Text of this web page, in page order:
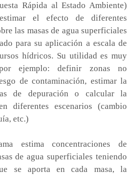
Rápida al Estado Ambiente)
el efecto de diferentes
las masas de agua superficiales
para su aplicación a escala de
hídricos. Su utilidad es muy
ejemplo: definir zonas no
de contaminación, estimar la
de depuración o calcular la
diferentes escenarios (cambio
etc.)
estima concentraciones de
de agua superficiales teniendo
se aporta en cada masa, la